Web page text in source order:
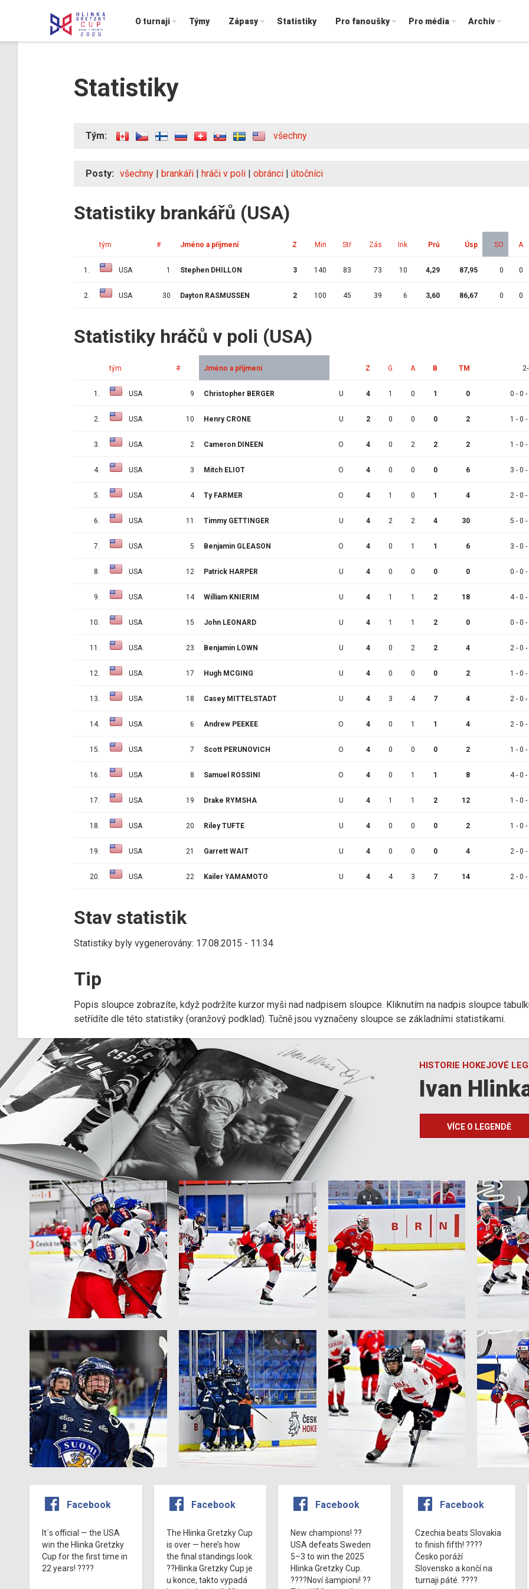
O turnaji Týmy Zápasy Statistiky Pro fanoušky Pro média Archiv
Statistiky
Tým: všechny
Posty: všechny | brankáři | hráči v poli | obránci | útočníci
Statistiky brankářů (USA)
tým # Jméno a příjmení Z Min Stř Zás Ink Prů Úsp SO A
1. USA 1 Stephen DHILLON 3 140 83 73 10 4,29 87,95 0 0
2. USA 30 Dayton RASMUSSEN 2 100 45 39 6 3,60 86,67 0 0
Statistiky hráčů v poli (USA)
tým # Jméno a příjmení Z G A B TM
1. USA 9 Christopher BERGER U 4 1 0 1 0 0 - 0 -
2. USA 10 Henry CRONE U 2 0 0 0 2 1 - 0 -
3. USA 2 Cameron DINEEN O 4 0 2 2 2 1 - 0 -
4. USA 3 Mitch ELIOT O 4 0 0 0 6 3 - 0 -
5. USA 4 Ty FARMER O 4 1 0 1 4 2 - 0 -
6. USA 11 Timmy GETTINGER U 4 2 2 4 30 5 - 0 -
7. USA 5 Benjamin GLEASON O 4 0 1 1 6 3 - 0 -
8. USA 12 Patrick HARPER U 4 0 0 0 0 0 - 0 -
9. USA 14 William KNIERIM U 4 1 1 2 18 4 - 0 -
10. USA 15 John LEONARD U 4 1 1 2 0 0 - 0 -
11. USA 23 Benjamin LOWN U 4 0 2 2 4 2 - 0 -
12. USA 17 Hugh MCGING U 4 0 0 0 2 1 - 0 -
13. USA 18 Casey MITTELSTADT U 4 3 4 7 4 2 - 0 -
14. USA 6 Andrew PEEKEE O 4 0 1 1 4 2 - 0 -
15. USA 7 Scott PERUNOVICH O 4 0 0 0 2 1 - 0 -
16. USA 8 Samuel ROSSINI O 4 0 1 1 8 4 - 0 -
17. USA 19 Drake RYMSHA U 4 1 1 2 12 1 - 0 -
18. USA 20 Riley TUFTE U 4 0 0 0 2 1 - 0 -
19. USA 21 Garrett WAIT U 4 0 0 0 4 2 - 0 -
20. USA 22 Kailer YAMAMOTO U 4 4 3 7 14 2 - 0 -
Stav statistik
Statistiky byly vygenerovány: 17.08.2015 - 11:34
Tip
Popis sloupce zobrazíte, když podržíte kurzor myši nad nadpisem sloupce. Kliknutím na nadpis sloupce
setřídíte dle této statistiky (oranžový podklad). Tučně jsou vyznačeny sloupce se základními statistikami.
HISTORIE HOKEJOVÉ
Ivan
VÍCE O LEGENDĚ
Facebook
It´s official — the USA
win the Hlinka Gretzky
Cup for the first time in
22 years! ????
Facebook
The Hlinka Gretzky Cup
is over — here’s how
the final standings look.
??Hlinka Gretzky Cup je
u konce, takto vypadá
Facebook
New champions! ??
USA defeats Sweden
5–3 to win the 2025
Hlinka Gretzky Cup.
????Noví šampioni! ??
Facebook
Czechia beats Slovakia
to finish fifth! ????
Česko poráží
Slovensko a končí na
turnaji páté. ????